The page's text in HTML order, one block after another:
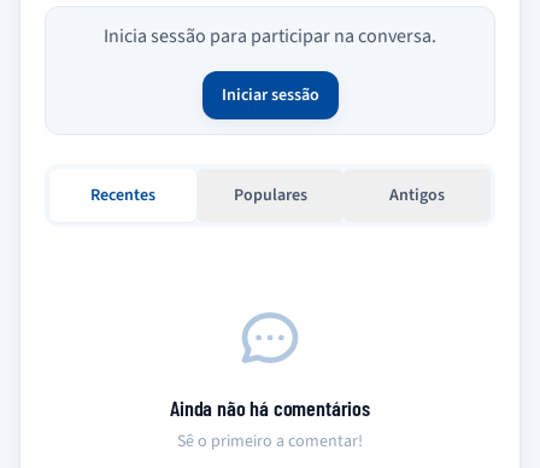
Inicia sessão para participar na conversa.
Iniciar sessão
Recentes Populares Antigos
Ainda não há comentários
Sê o primeiro a comentar!